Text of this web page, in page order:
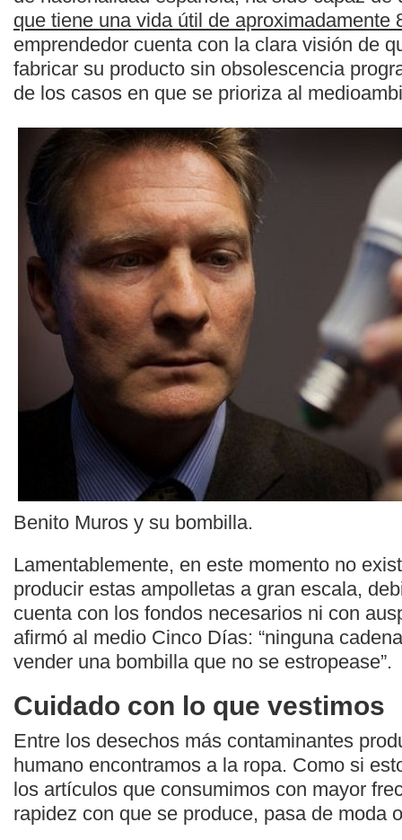
que tiene una vida útil de aproximadamente
emprendedor cuenta con la clara visión de
fabricar su producto sin obsolescencia
de los casos en que se prioriza al
Benito Muros y su bombilla.
Lamentablemente, en este momento no
producir estas ampolletas a gran escala,
cuenta con los fondos necesarios ni con
afirmó al medio Cinco Días: “ninguna
vender una bombilla que no se estropease”.
Cuidado con lo que vestimos
Entre los desechos más contaminantes
humano encontramos a la ropa. Como si
los artículos que consumimos con mayor
rapidez con que se produce, pasa de moda